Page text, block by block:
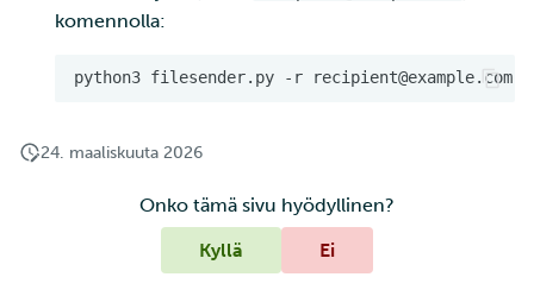
komennolla:
python3 filesender.py -r recipient@example.com
24. maaliskuuta 2026
Onko tämä sivu hyödyllinen?
Kyllä
Ei